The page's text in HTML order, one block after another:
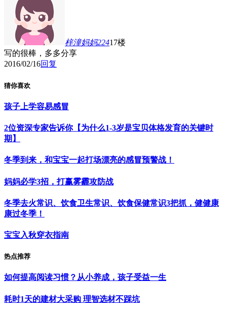
梓潼妈妈22417楼
写的很棒，多多分享
2016/02/16回复
猜你喜欢
孩子上学容易感冒
2位资深专家告诉你【为什么1-3岁是宝贝体格发育的关键时
期】
冬季到来，和宝宝一起打场漂亮的感冒预警战！
妈妈必学3招，打赢雾霾攻防战
冬季去火常识、饮食卫生常识、饮食保健常识3把抓，健健康
康过冬季！
宝宝入秋穿衣指南
热点推荐
如何提高阅读习惯？从小养成，孩子受益一生
耗时1天的建材大采购 理智选材不踩坑